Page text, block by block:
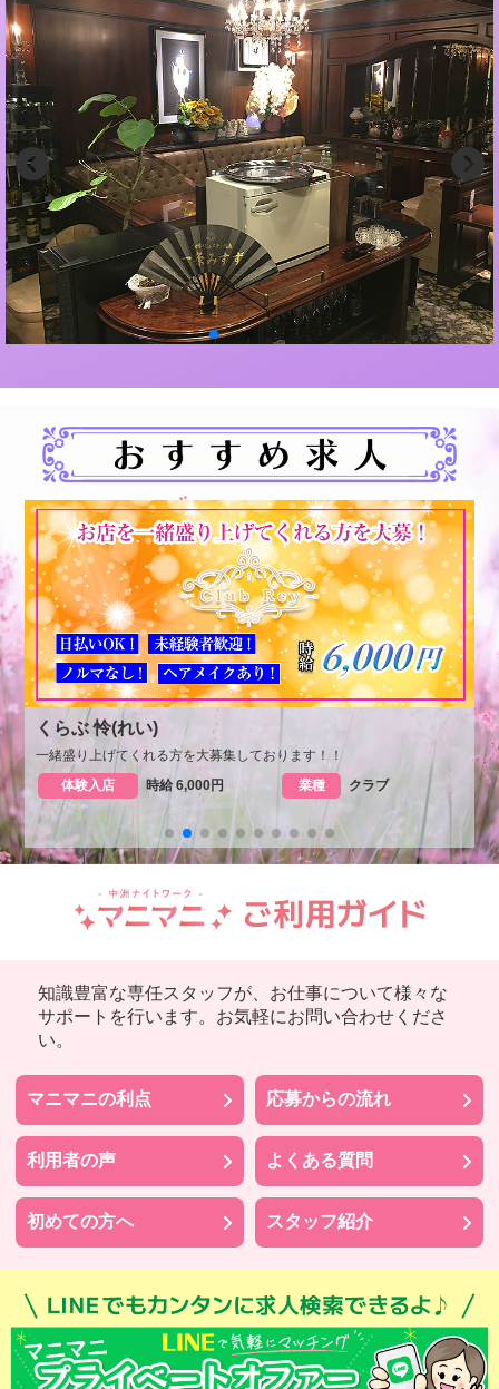
くらぶ 怜(れい)
一緒盛り上げてくれる方を大募集しております！！
体験入店
時給 6,000円 業種 クラブ
知識豊富な専任スタッフが、お仕事について様々な
サポートを行います。お気軽にお問い合わせくださ
い。
マニマニの利点 応募からの流れ
利用者の声 よくある質問
初めての方へ スタッフ紹介